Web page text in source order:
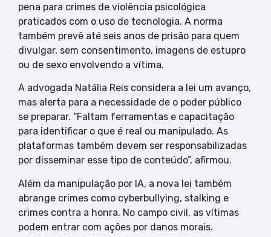
pena para crimes de violência psicológica
praticados com o uso de tecnologia. A norma
também prevê até seis anos de prisão para quem
divulgar, sem consentimento, imagens de estupro
ou de sexo envolvendo a vítima.
A advogada Natália Reis considera a lei um avanço,
mas alerta para a necessidade de o poder público
se preparar. “Faltam ferramentas e capacitação
para identificar o que é real ou manipulado. As
plataformas também devem ser responsabilizadas
por disseminar esse tipo de conteúdo”, afirmou.
Além da manipulação por IA, a nova lei também
abrange crimes como cyberbullying, stalking e
crimes contra a honra. No campo civil, as vítimas
podem entrar com ações por danos morais.